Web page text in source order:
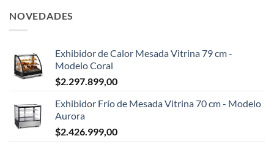
NOVEDADES
Exhibidor de Calor Mesada Vitrina 79 cm -
Modelo Coral
$2.297.899,00
Exhibidor Frío de Mesada Vitrina 70 cm - Modelo
Aurora
$2.426.999,00